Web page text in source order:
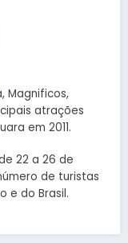
Magnificos,
atrações
em 2011.
22 a 26 de
de turistas
e do Brasil.